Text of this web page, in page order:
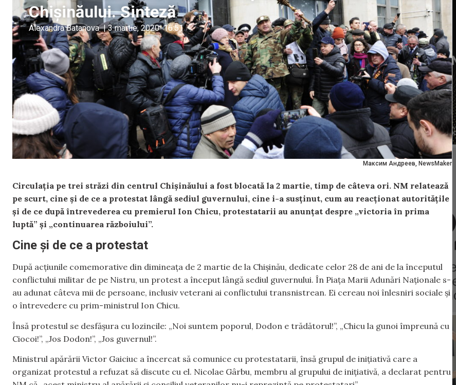
Максим Андреев, NewsMaker
Chișinăului. Sinteză
Alexandra Batanova | 3 martie, 2020 16:51
Circulația pe trei străzi din centrul Chișinăului a fost blocată la 2 martie, timp de câteva ori. NM relatează
pe scurt, cine și de ce a protestat lângă sediul guvernului, cine i-a susținut, cum au reacționat autoritățile
și de ce după întrevederea cu premierul Ion Chicu, protestatarii au anunțat despre „victoria în prima
luptă” și „continuarea războiului”.
Cine și de ce a protestat
După acțiunile comemorative din dimineața de 2 martie de la Chișinău, dedicate celor 28 de ani de la începutul
conflictului militar de pe Nistru, un protest a început lângă sediul guvernului. În Piața Marii Adunări Naționale s-
au adunat câteva mii de persoane, inclusiv veterani ai conflictului transnistrean. Ei cereau noi înlesniri sociale și
o întrevedere cu prim-ministrul Ion Chicu.
Însă protestul se desfășura cu lozincile: „Noi suntem poporul, Dodon e trădătorul!”, „Chicu la gunoi împreună cu
Ciocoi!”, „Jos Dodon!”, „Jos guvernul!”.
Ministrul apărării Victor Gaiciuc a încercat să comunice cu protestatarii, însă grupul de inițiativă care a
organizat protestul a refuzat să discute cu el. Nicolae Gârbu, membru al grupului de inițiativă, a declarat pentru